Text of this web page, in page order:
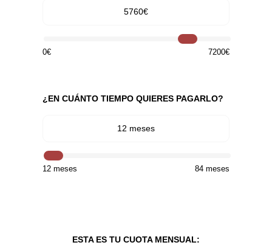
5760€
0€ 7200€
¿EN CUÁNTO TIEMPO QUIERES PAGARLO?
12 meses
12 meses 84 meses
ESTA ES TU CUOTA MENSUAL: